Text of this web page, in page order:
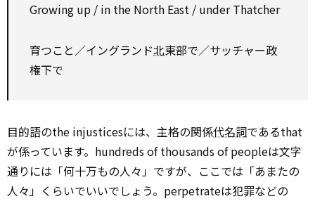
Growing up / in the North East / under Thatcher
育つこと／イングランド北東部で／サッチャー政
権下で
目的語のthe injusticesには、主格の関係代名詞であるthat
が係っています。hundreds of thousands of peopleは文字
通りには「何十万もの人々」ですが、ここでは「あまたの
人々」くらいでいいでしょう。perpetrateは犯罪などの